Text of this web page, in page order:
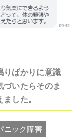
りばかりに意識
づいたらそのま
した。
ニック障害